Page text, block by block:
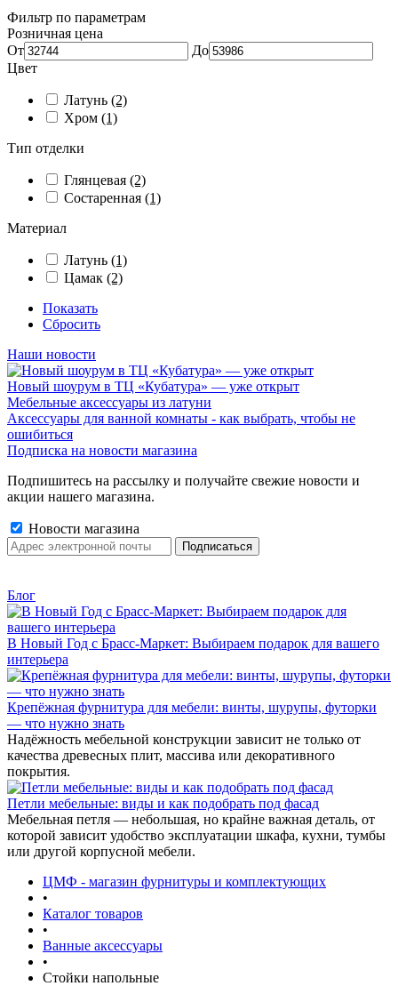
Фильтр по параметрам
Розничная цена
От
До
Цвет
Латунь (2)
Хром (1)
Тип отделки
Глянцевая (2)
Состаренная (1)
Материал
Латунь (1)
Цамак (2)
Показать
Сбросить
Наши новости
Новый шоурум в ТЦ «Кубатура» — уже открыт
Мебельные аксессуары из латуни
Аксессуары для ванной комнаты - как выбрать, чтобы не
ошибиться
Подписка на новости магазина
Подпишитесь на рассылку и получайте свежие новости и
акции нашего магазина.
Новости магазина
Блог
В Новый Год с Брасс-Маркет: Выбираем подарок для вашего
интерьера
Крепёжная фурнитура для мебели: винты, шурупы, футорки
— что нужно знать
Надёжность мебельной конструкции зависит не только от
качества древесных плит, массива или декоративного
покрытия.
Петли мебельные: виды и как подобрать под фасад
Мебельная петля — небольшая, но крайне важная деталь, от
которой зависит удобство эксплуатации шкафа, кухни, тумбы
или другой корпусной мебели.
ЦМФ - магазин фурнитуры и комплектующих
•
Каталог товаров
•
Ванные аксессуары
•
Стойки напольные